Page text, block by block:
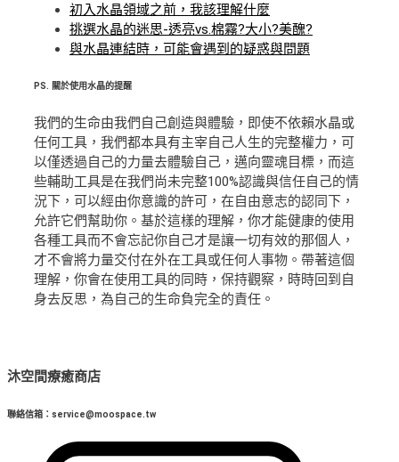
初入水晶領域之前，我該理解什麼
挑選水晶的迷思-透亮vs.棉霧?大小?美醜?
與水晶連結時，可能會遇到的疑惑與問題
PS. 關於使用水晶的提醒
我們的生命由我們自己創造與體驗，即使不依賴水晶或
任何工具，我們都本具有主宰自己人生的完整權力，可
以僅透過自己的力量去體驗自己，邁向靈魂目標，而這
些輔助工具是在我們尚未完整100%認識與信任自己的情
況下，可以經由你意識的許可，在自由意志的認同下，
允許它們幫助你。基於這樣的理解，你才能健康的使用
各種工具而不會忘記你自己才是讓一切有效的那個人，
才不會將力量交付在外在工具或任何人事物。帶著這個
理解，你會在使用工具的同時，保持觀察，時時回到自
身去反思，為自己的生命負完全的責任。
沐空間療癒商店
聯絡信箱：service@moospace.tw